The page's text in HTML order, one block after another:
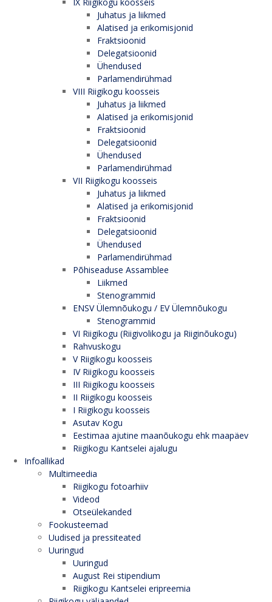
Juhatus ja liikmed
Alatised ja erikomisjonid
Fraktsioonid
Delegatsioonid
Ühendused
Parlamendirühmad
VIII Riigikogu koosseis
Juhatus ja liikmed
Alatised ja erikomisjonid
Fraktsioonid
Delegatsioonid
Ühendused
Parlamendirühmad
VII Riigikogu koosseis
Juhatus ja liikmed
Alatised ja erikomisjonid
Fraktsioonid
Delegatsioonid
Ühendused
Parlamendirühmad
Põhiseaduse Assamblee
Liikmed
Stenogrammid
ENSV Ülemnõukogu / EV Ülemnõukogu
Stenogrammid
VI Riigikogu (Riigivolikogu ja Riiginõukogu)
Rahvuskogu
V Riigikogu koosseis
IV Riigikogu koosseis
III Riigikogu koosseis
II Riigikogu koosseis
I Riigikogu koosseis
Asutav Kogu
Eestimaa ajutine maanõukogu ehk maapäev
Riigikogu Kantselei ajalugu
Infoallikad
Multimeedia
Riigikogu fotoarhiiv
Videod
Otseülekanded
Fookusteemad
Uudised ja pressiteated
Uuringud
Uuringud
August Rei stipendium
Riigikogu Kantselei eripreemia